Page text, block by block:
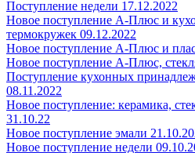
Поступление недели 17.12.2022
Новое поступление А-Плюс и
термокружек 09.12.2022
Новое поступление А-Плюс и
Новое поступление А-Плюс,
Поступление кухонных
08.11.2022
Новое поступление: керамика,
31.10.22
Новое поступление эмали
Новое поступление недели